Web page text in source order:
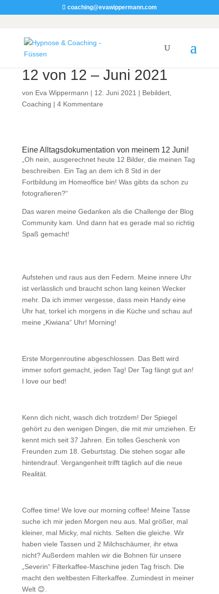
coaching@evawippermann.com
12 von 12 – Juni 2021
von Eva Wippermann | 12. Juni 2021 | Bebildert,
Coaching | 4 Kommentare
Eine Alltagsdokumentation von meinem 12 Juni!
„Oh nein, ausgerechnet heute 12 Bilder, die meinen Tag
beschreiben. Ein Tag an dem ich 8 Std in der
Fortbildung im Homeoffice bin! Was gibts da schon zu
fotografieren?“
Das waren meine Gedanken als die Challenge der Blog
Community kam. Und dann hat es gerade mal so richtig
Spaß gemacht!
Aufstehen und raus aus den Federn. Meine innere Uhr
ist verlässlich und braucht schon lang keinen Wecker
mehr. Da ich immer vergesse, dass mein Handy eine
Uhr hat, torkel ich morgens in die Küche und schau auf
meine „Kiwiana“ Uhr! Morning!
Erste Morgenroutine abgeschlossen. Das Bett wird
immer sofort gemacht, jeden Tag! Der Tag fängt gut an!
I love our bed!
Kenn dich nicht, wasch dich trotzdem! Der Spiegel
gehört zu den wenigen Dingen, die mit mir umziehen. Er
kennt mich seit 37 Jahren. Ein tolles Geschenk von
Freunden zum 18. Geburtstag. Die stehen sogar alle
hintendrauf. Vergangenheit trifft täglich auf die neue
Realität.
Coffee time! We love our morning coffee! Meine Tasse
suche ich mir jeden Morgen neu aus. Mal größer, mal
kleiner, mal Micky, mal nichts. Selten die gleiche. Wir
haben viele Tassen und 2 Milchschäumer, ihr etwa
nicht? Außerdem mahlen wir die Bohnen für unsere
„Severin“ Filterkaffee-Maschine jeden Tag frisch. Die
macht den weltbesten Filterkaffee. Zumindest in meiner
Welt 😊.